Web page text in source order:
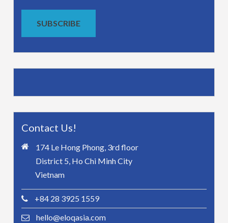
SUBSCRIBE
Contact Us!
174 Le Hong Phong, 3rd floor
District 5, Ho Chi Minh City
Vietnam
+84 28 3925 1559
hello@eloqasia.com